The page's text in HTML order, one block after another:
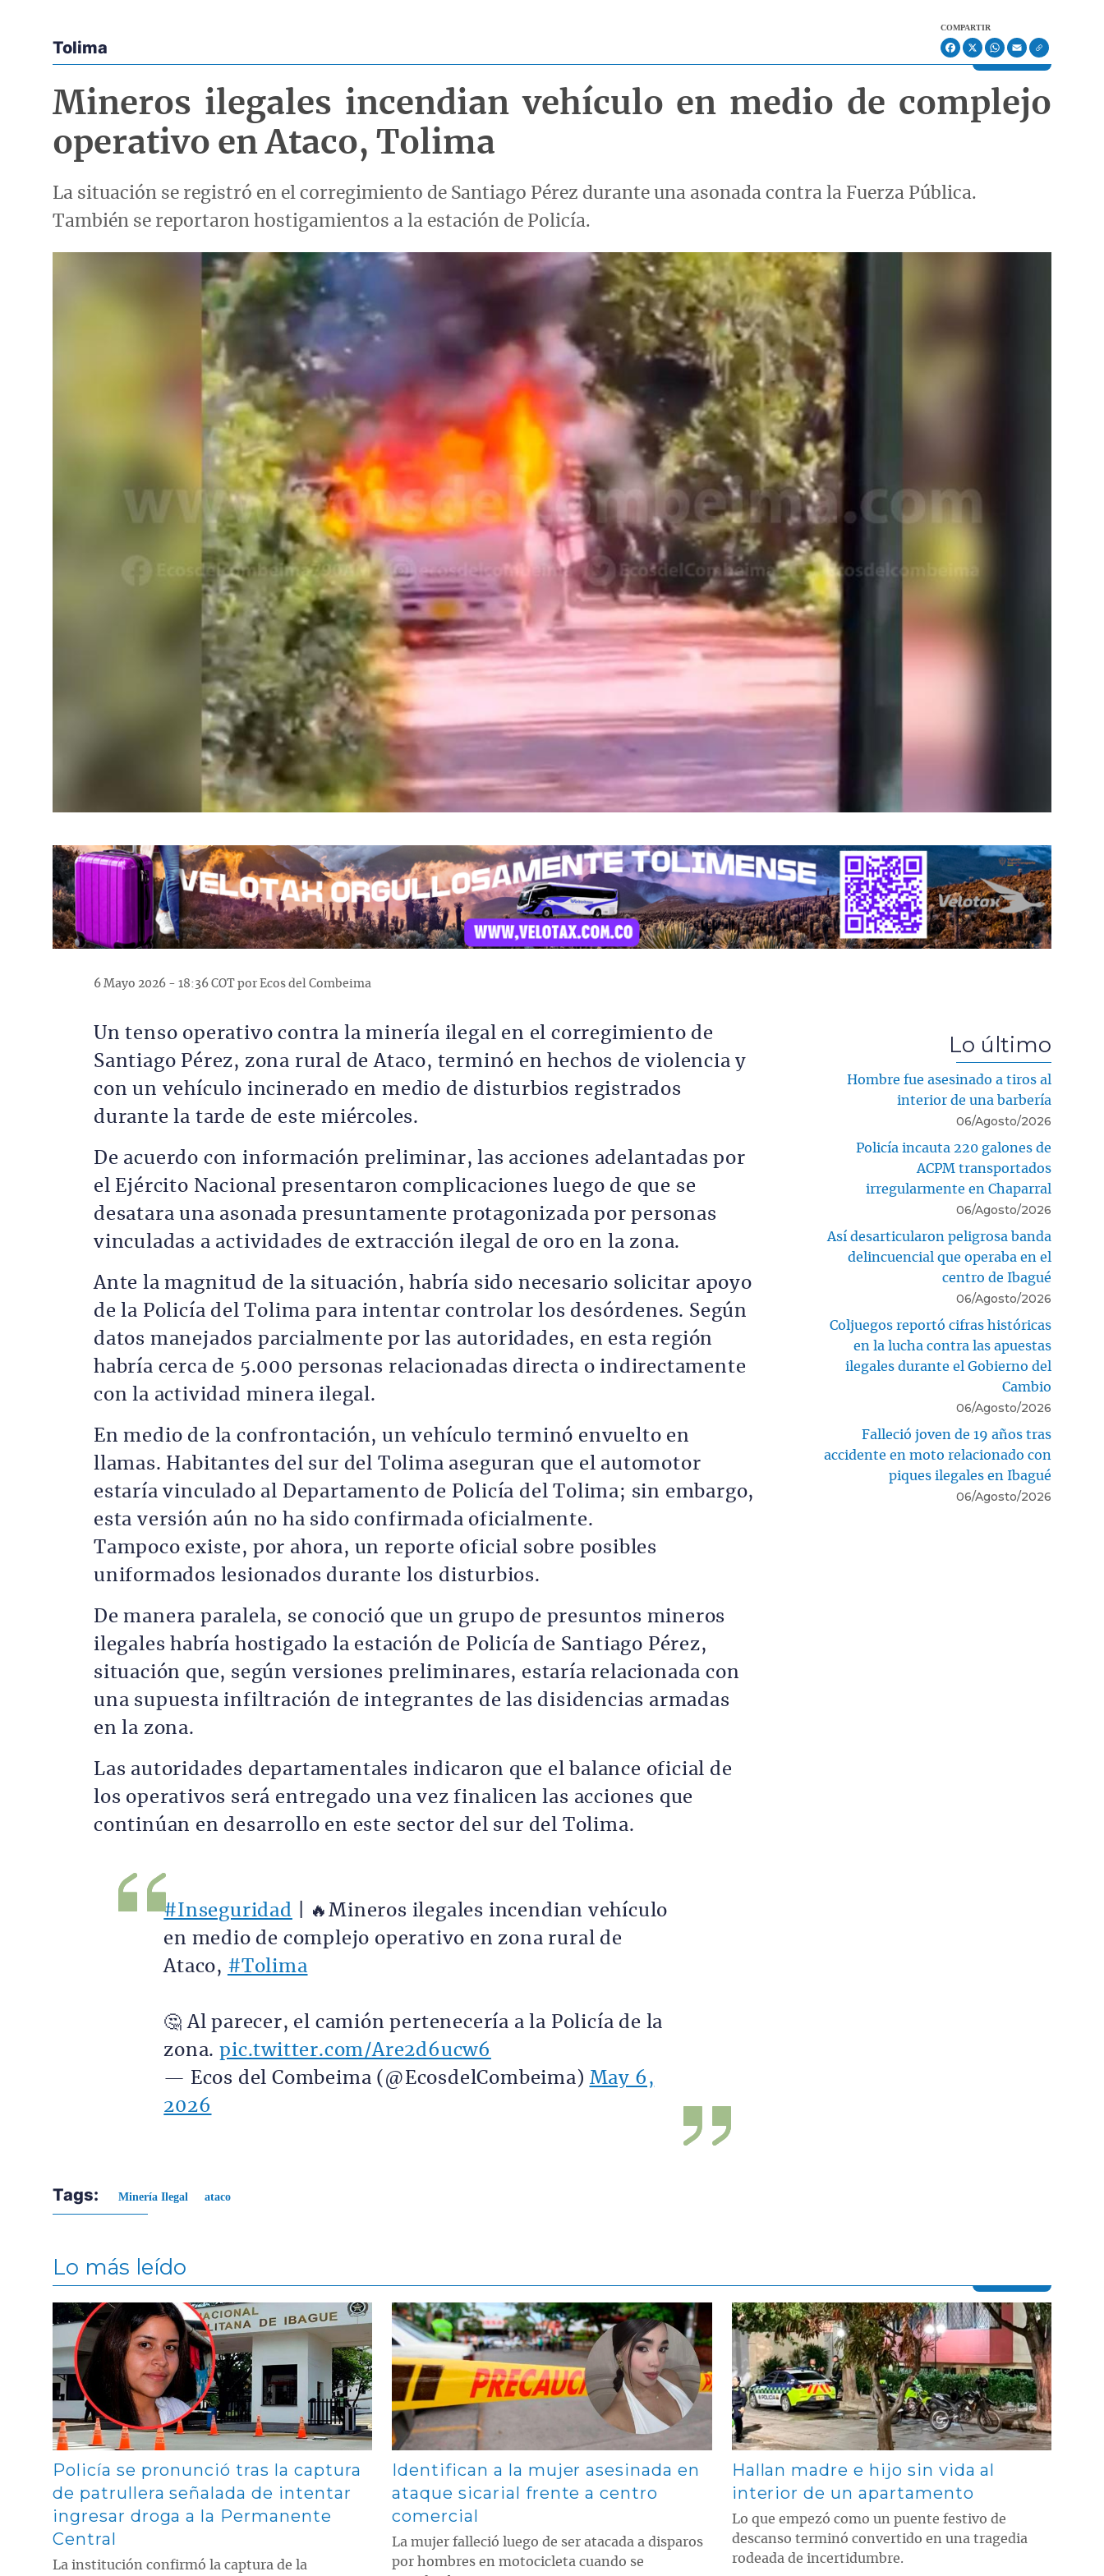
Econoticias y Eventos
Tolima
COMPARTIR
Facebook
X WhatsApp
Email
Mineros ilegales incendian vehículo en medio de complejo
operativo en Ataco, Tolima
La situación se registró en el corregimiento de Santiago Pérez durante una asonada contra la Fuerza Pública.
También se reportaron hostigamientos a la estación de Policía.
6 Mayo 2026 - 18:36 COT por Ecos del Combeima
Un tenso operativo contra la minería ilegal en el corregimiento de
Santiago Pérez, zona rural de Ataco, terminó en hechos de violencia y
con un vehículo incinerado en medio de disturbios registrados
durante la tarde de este miércoles.
De acuerdo con información preliminar, las acciones adelantadas por
el Ejército Nacional presentaron complicaciones luego de que se
desatara una asonada presuntamente protagonizada por personas
vinculadas a actividades de extracción ilegal de oro en la zona.
Ante la magnitud de la situación, habría sido necesario solicitar apoyo
de la Policía del Tolima para intentar controlar los desórdenes. Según
datos manejados parcialmente por las autoridades, en esta región
habría cerca de 5.000 personas relacionadas directa o indirectamente
con la actividad minera ilegal.
En medio de la confrontación, un vehículo terminó envuelto en
llamas. Habitantes del sur del Tolima aseguran que el automotor
estaría vinculado al Departamento de Policía del Tolima; sin embargo,
esta versión aún no ha sido confirmada oficialmente.
Tampoco existe, por ahora, un reporte oficial sobre posibles
uniformados lesionados durante los disturbios.
De manera paralela, se conoció que un grupo de presuntos mineros
ilegales habría hostigado la estación de Policía de Santiago Pérez,
situación que, según versiones preliminares, estaría relacionada con
una supuesta infiltración de integrantes de las disidencias armadas
en la zona.
Las autoridades departamentales indicaron que el balance oficial de
los operativos será entregado una vez finalicen las acciones que
continúan en desarrollo en este sector del sur del Tolima.
#Inseguridad
| 🔥Mineros ilegales incendian vehículo
en medio de complejo operativo en zona rural de
Ataco, #Tolima
🤔 Al parecer, el camión pertenecería a la Policía de la
zona.pic.twitter.com/Are2d6ucw6
— Ecos del Combeima (@EcosdelCombeima) May 6,
2026
Lo último
Hombre fue asesinado a tiros al
interior de una barbería
06/Agosto/2026
Policía incauta 220 galones de
ACPM transportados
irregularmente en Chaparral
06/Agosto/2026
Así desarticularon peligrosa banda
delincuencial que operaba en el
centro de Ibagué
06/Agosto/2026
Coljuegos reportó cifras históricas
en la lucha contra las apuestas
ilegales durante el Gobierno del
Cambio
06/Agosto/2026
Falleció joven de 19 años tras
accidente en moto relacionado con
piques ilegales en Ibagué
06/Agosto/2026
Tags: Minería Ilegal ataco
Lo más leído
Contenido multimedia principal
Policía se pronunció tras la captura
de patrullera señalada de intentar
ingresar droga a la Permanente
Central
La institución confirmó la captura de la
Contenido multimedia principal
Identifican a la mujer asesinada en
ataque sicarial frente a centro
comercial
La mujer falleció luego de ser atacada a disparos
por hombres en motocicleta cuando se
Contenido multimedia principal
Hallan madre e hijo sin vida al
interior de un apartamento
Lo que empezó como un puente festivo de
descanso terminó convertido en una tragedia
rodeada de incertidumbre.